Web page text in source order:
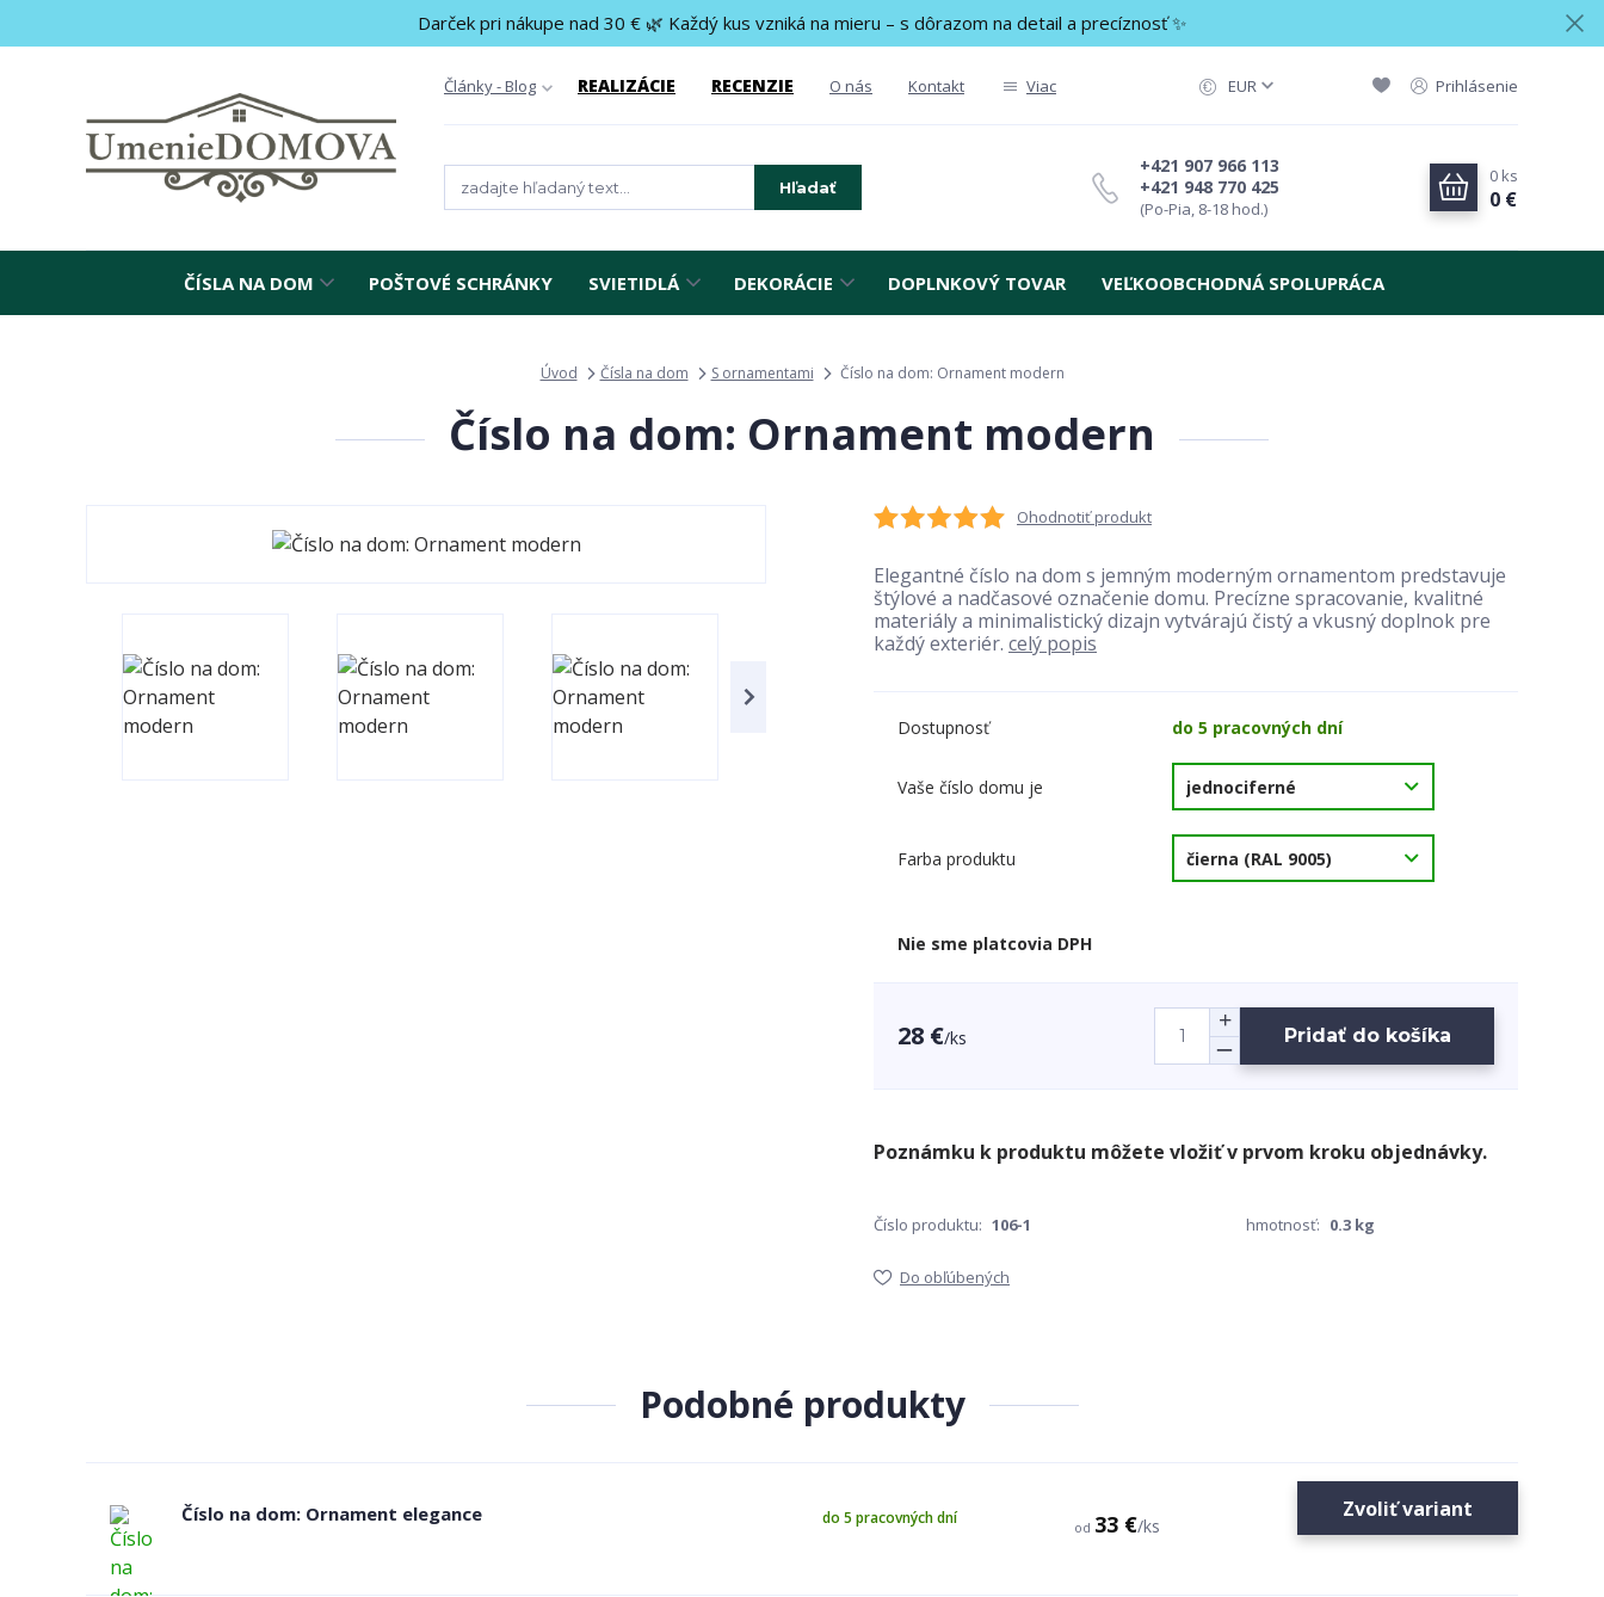
Darček pri nákupe nad 30 € 🌿 Každý kus vzniká na mieru – s dôrazom na detail a precíznosť ✨
Články - Blog REALIZÁCIE RECENZIE O nás Kontakt Viac EUR Prihlásenie
Hľadať +421 948 770 425
+421 907 966 113
(Po-Pia, 8-18 hod.)
0 ks
0 €
ČÍSLA NA DOM POŠTOVÉ SCHRÁNKY SVIETIDLÁ DEKORÁCIE DOPLNKOVÝ TOVAR VEĽKOOBCHODNÁ SPOLUPRÁCA
Úvod Čísla na dom S ornamentami Číslo na dom: Ornament modern
Číslo na dom: Ornament modern
Ohodnotiť produkt
Elegantné číslo na dom s jemným moderným ornamentom predstavuje
štýlové a nadčasové označenie domu. Precízne spracovanie, kvalitné
materiály a minimalistický dizajn vytvárajú čistý a vkusný doplnok pre
každý exteriér. celý popis
Dostupnosť do 5 pracovných dní
Vaše číslo domu je
Farba produktu
Nie sme platcovia DPH
28 €/ks Pridať do košíka
Číslo produktu: 106-1 hmotnosť: 0.3 kg
Do obľúbených
Podobné produkty
Číslo na dom: Ornament elegance
od 33 €/ks
do 5 pracovných dní Zvoliť variant